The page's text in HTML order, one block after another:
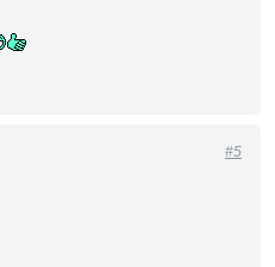
#5